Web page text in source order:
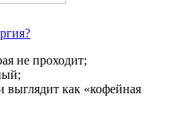
не проходит;
выглядит как «кофейная